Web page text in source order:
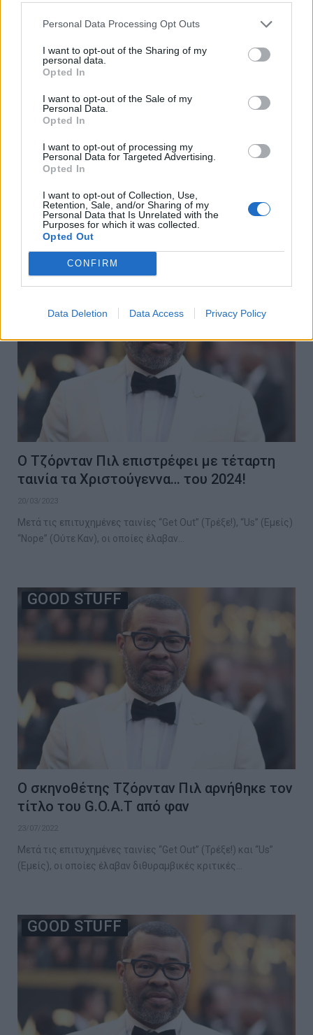
Personal Data Processing Opt Outs
I want to opt-out of the Sharing of my
personal data.
Opted In
I want to opt-out of the Sale of my
Personal Data.
Opted In
I want to opt-out of processing my
Personal Data for Targeted Advertising.
Opted In
I want to opt-out of Collection, Use,
Retention, Sale, and/or Sharing of my
Personal Data that Is Unrelated with the
Purposes for which it was collected.
Opted Out
CONFIRM
Data Deletion Data Access Privacy Policy
μπορούσε να είναι η αγαπημένη του
03/01/2024
Ο διάσημος σκηνοθέτης Τζόρνταν Πιλ εργάζεται σκληρά για
την επόμενη ταινία του, η οποία θα…
GOOD STUFF
Ο Τζόρνταν Πιλ επιστρέφει με τέταρτη
ταινία τα Χριστούγεννα… του 2024!
20/03/2023
Μετά τις επιτυχημένες ταινίες “Get Out” (Τρέξε!), “Us” (Εμείς)
“Nope” (Ούτε Καν), οι οποίες έλαβαν…
GOOD STUFF
Ο σκηνοθέτης Τζόρνταν Πιλ αρνήθηκε τον
τίτλο του G.O.A.T από φαν
23/07/2022
Μετά τις επιτυχημένες ταινίες “Get Out” (Τρέξε!) και “Us”
(Εμείς), οι οποίες έλαβαν διθυραμβικές κριτικές…
GOOD STUFF